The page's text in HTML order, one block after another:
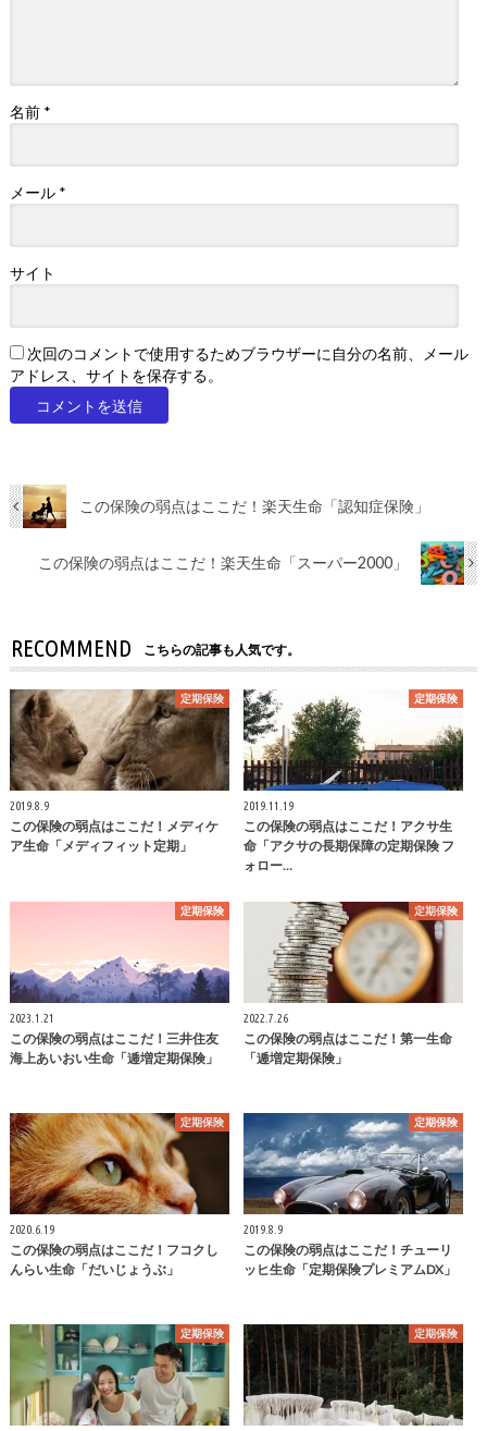
名前 *
メール *
サイト
次回のコメントで使用するためブラウザーに自分の名前、メール
アドレス、サイトを保存する。
この保険の弱点はここだ！楽天生命「認知症保険」
この保険の弱点はここだ！楽天生命「スーパー2000」
RECOMMEND こちらの記事も人気です。
定期保険
2019.8.9
この保険の弱点はここだ！メディケ
ア生命「メディフィット定期」
定期保険
2019.11.19
この保険の弱点はここだ！アクサ生
命「アクサの長期保障の定期保険 フ
ォロー…
定期保険
2023.1.21
この保険の弱点はここだ！三井住友
海上あいおい生命「逓増定期保険」
定期保険
2022.7.26
この保険の弱点はここだ！第一生命
「逓増定期保険」
定期保険
2020.6.19
この保険の弱点はここだ！フコクし
んらい生命「だいじょうぶ」
定期保険
2019.8.9
この保険の弱点はここだ！チューリ
ッヒ生命「定期保険プレミアムDX」
定期保険 定期保険